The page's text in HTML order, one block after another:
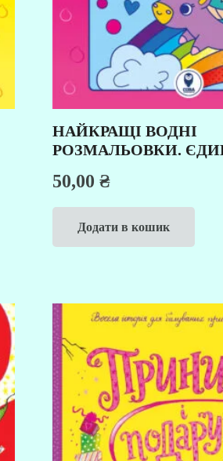
НАЙКРАЩІ ВОДНІ
РОЗМАЛЬОВКИ.
50,00 ₴
Додати в кошик